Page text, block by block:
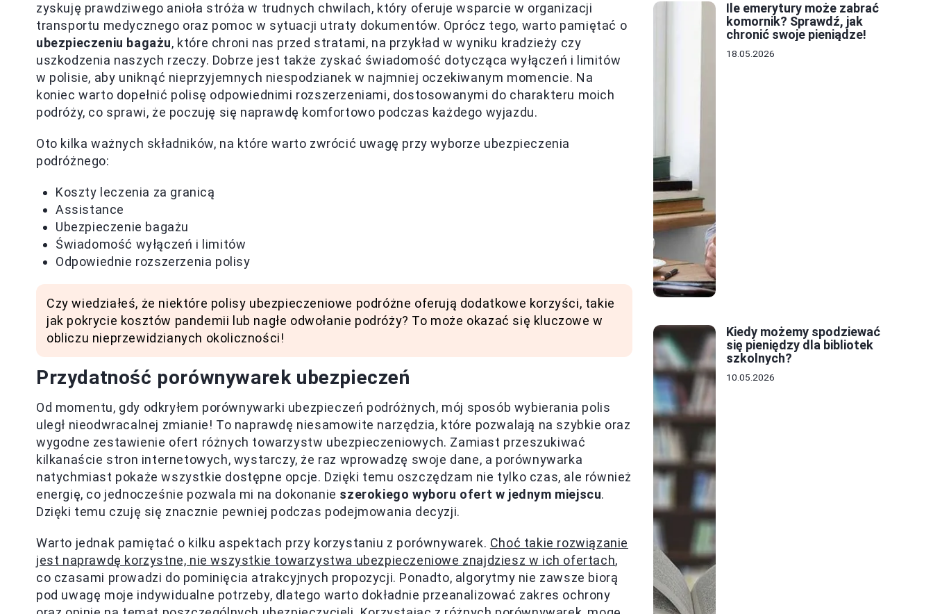
zyskuję prawdziwego anioła stróża w trudnych chwilach, który oferuje wsparcie w organizacji
transportu medycznego oraz pomoc w sytuacji utraty dokumentów. Oprócz tego, warto pamiętać o
ubezpieczeniu bagażu, które chroni nas przed stratami, na przykład w wyniku kradzieży czy
uszkodzenia naszych rzeczy. Dobrze jest także zyskać świadomość dotycząca wyłączeń i limitów
w polisie, aby uniknąć nieprzyjemnych niespodzianek w najmniej oczekiwanym momencie. Na
koniec warto dopełnić polisę odpowiednimi rozszerzeniami, dostosowanymi do charakteru moich
podróży, co sprawi, że poczuję się naprawdę komfortowo podczas każdego wyjazdu.
Oto kilka ważnych składników, na które warto zwrócić uwagę przy wyborze ubezpieczenia
podróżnego:
Koszty leczenia za granicą
Assistance
Ubezpieczenie bagażu
Świadomość wyłączeń i limitów
Odpowiednie rozszerzenia polisy
Czy wiedziałeś, że niektóre polisy ubezpieczeniowe podróżne oferują dodatkowe korzyści, takie
jak pokrycie kosztów pandemii lub nagłe odwołanie podróży? To może okazać się kluczowe w
obliczu nieprzewidzianych okoliczności!
Przydatność porównywarek ubezpieczeń
Od momentu, gdy odkryłem porównywarki ubezpieczeń podróżnych, mój sposób wybierania polis
uległ nieodwracalnej zmianie! To naprawdę niesamowite narzędzia, które pozwalają na szybkie oraz
wygodne zestawienie ofert różnych towarzystw ubezpieczeniowych. Zamiast przeszukiwać
kilkanaście stron internetowych, wystarczy, że raz wprowadzę swoje dane, a porównywarka
natychmiast pokaże wszystkie dostępne opcje. Dzięki temu oszczędzam nie tylko czas, ale również
energię, co jednocześnie pozwala mi na dokonanie szerokiego wyboru ofert w jednym miejscu.
Dzięki temu czuję się znacznie pewniej podczas podejmowania decyzji.
Warto jednak pamiętać o kilku aspektach przy korzystaniu z porównywarek. Choć takie rozwiązanie
jest naprawdę korzystne, nie wszystkie towarzystwa ubezpieczeniowe znajdziesz w ich ofertach,
co czasami prowadzi do pominięcia atrakcyjnych propozycji. Ponadto, algorytmy nie zawsze biorą
pod uwagę moje indywidualne potrzeby, dlatego warto dokładnie przeanalizować zakres ochrony
Ile emerytury może zabrać
komornik? Sprawdź, jak
chronić swoje pieniądze!
18.05.2026
Kiedy możemy spodziewać
się pieniędzy dla bibliotek
szkolnych?
10.05.2026